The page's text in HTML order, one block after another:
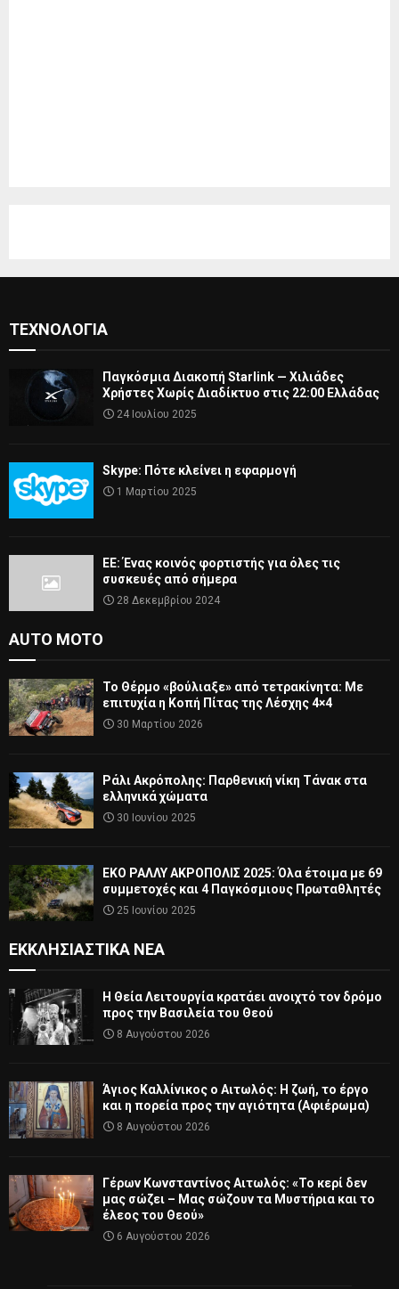
ΤΕΧΝΟΛΟΓΊΑ
Παγκόσμια Διακοπή Starlink — Χιλιάδες
Χρήστες Χωρίς Διαδίκτυο στις 22:00 Ελλάδας
24 Ιουλίου 2025
Skype: Πότε κλείνει η εφαρμογή
1 Μαρτίου 2025
ΕΕ: Ένας κοινός φορτιστής για όλες τις
συσκευές από σήμερα
28 Δεκεμβρίου 2024
AUTO MOTO
Το Θέρμο «βούλιαξε» από τετρακίνητα: Με
επιτυχία η Κοπή Πίτας της Λέσχης 4×4
30 Μαρτίου 2026
Ράλι Ακρόπολης: Παρθενική νίκη Τάνακ στα
ελληνικά χώματα
30 Ιουνίου 2025
ΕΚΟ ΡΑΛΛΥ ΑΚΡΟΠΟΛΙΣ 2025: Όλα έτοιμα με 69
συμμετοχές και 4 Παγκόσμιους Πρωταθλητές
25 Ιουνίου 2025
ΕΚΚΛΗΣΙΑΣΤΙΚΆ ΝΈΑ
Η Θεία Λειτουργία κρατάει ανοιχτό τον δρόμο
προς την Βασιλεία του Θεού
8 Αυγούστου 2026
Άγιος Καλλίνικος ο Αιτωλός: Η ζωή, το έργο
και η πορεία προς την αγιότητα (Αφιέρωμα)
8 Αυγούστου 2026
Γέρων Κωνσταντίνος Αιτωλός: «Το κερί δεν
μας σώζει – Μας σώζουν τα Μυστήρια και το
έλεος του Θεού»
6 Αυγούστου 2026